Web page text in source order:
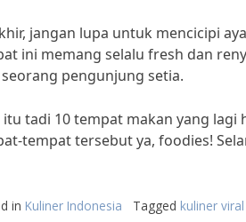
jangan lupa untuk mencicipi
ini memang selalu fresh dan
pengunjung setia.
itu tadi 10 tempat makan yang lagi
tempat tersebut ya, foodies!
in Kuliner Indonesia Tagged kuliner viral